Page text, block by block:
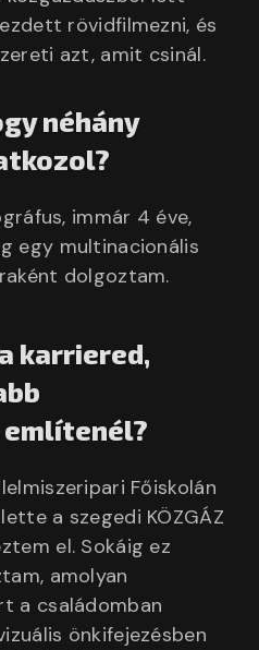
rövidfilmezni, és
azt, amit csinál.
néhány
immár 4 éve,
egy multinacionális
dolgoztam.
karriered,
Főiskolán
a szegedi KÖZGÁZ
el. Sokáig ez
amolyan
a családomban
önkifejezésben